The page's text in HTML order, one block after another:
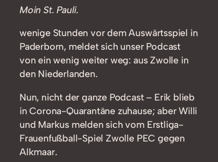
Moin St. Pauli.
wenige Stunden vor dem Auswärtsspiel in
Paderborn, meldet sich unser Podcast
von ein wenig weiter weg: aus Zwolle in
den Niederlanden.
Nun, nicht der ganze Podcast – Erik blieb
in Corona-Quarantäne zuhause; aber Willi
und Markus melden sich vom Erstliga-
Frauenfußball-Spiel Zwolle PEC gegen
Alkmaar.